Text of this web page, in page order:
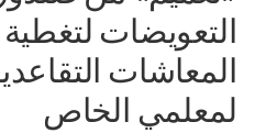
التعويضات لتغطية
المعاشات
لمعلمي الخاص